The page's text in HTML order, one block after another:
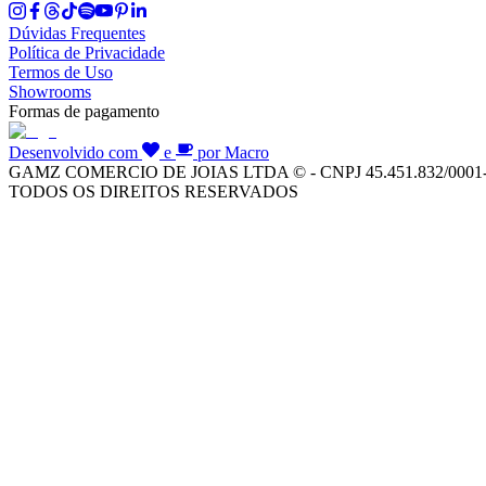
Dúvidas Frequentes
Política de Privacidade
Termos de Uso
Showrooms
Formas de pagamento
Desenvolvido com e
por Macro
GAMZ COMERCIO DE JOIAS LTDA © - CNPJ 45.451.832/
TODOS OS DIREITOS RESERVADOS